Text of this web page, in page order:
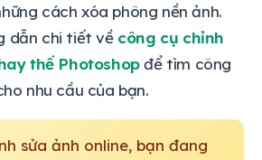
cách xóa phông nền ảnh.
dẫn chi tiết về công cụ chỉnh
thế Photoshopđể tìm công
nhu cầu của bạn.
sửa ảnh online, bạn đang